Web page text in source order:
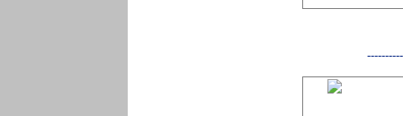
----------